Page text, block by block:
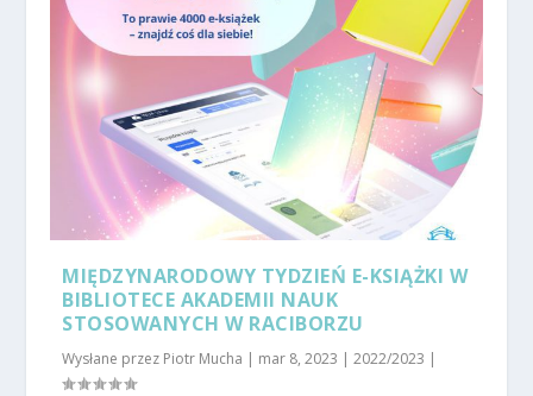
MIĘDZYNARODOWY TYDZIEŃ E-KSIĄŻKI W
BIBLIOTECE AKADEMII NAUK
STOSOWANYCH W RACIBORZU
Wysłane przez Piotr Mucha | mar 8, 2023 |2022/2023 |